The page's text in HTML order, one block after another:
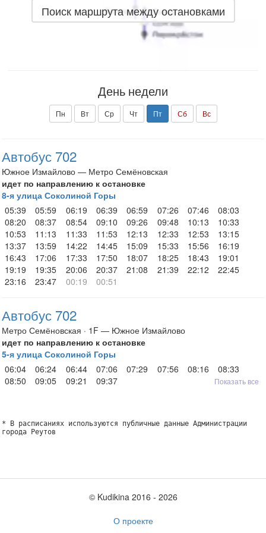
Поиск маршрута между остановками
День недели
Пн Вт Ср Чт Пт Сб Вс
Автобус 702
Южное Измайлово — Метро Семёновская
идет по направлению к остановке
8-я улица Соколиной Горы
05:39
05:59 06:19 06:39 06:59 07:26 07:46
08:03
08:20
08:37 08:54 09:10 09:26 09:48 10:13
10:33
10:53
11:13 11:33 11:53 12:13 12:33 12:53
13:15
13:37
13:59 14:22 14:45 15:09 15:33 15:56
16:19
16:43
17:06 17:33 17:50 18:07 18:25 18:43
19:01
19:19
19:35 20:06 20:37 21:08 21:39 22:12
22:45
23:16
23:47 00:19 00:51
Автобус 702
Метро Семёновская · 1F — Южное Измайлово
идет по направлению к остановке
5-я улица Соколиной Горы
06:04
06:24 06:44 07:06 07:29 07:56 08:16
08:33
08:50
09:05 09:21 09:37 Показать все
* В расписаниях используются публичные данные Администрации
города Реутов
© Kudikina 2016 ‐ 2026
О проекте